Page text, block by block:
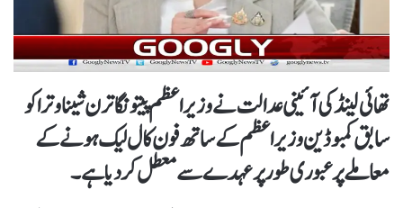
تھائی لینڈ کی آئینی عدالت نے وزیراعظم پیتونگاترن شیناوترا کو
سابق کمبوڈین وزیراعظم کے ساتھ فون کال لیک ہونے کے
معاملے پر عبوری طور پر عہدے سے معطل کر دیا ہے۔